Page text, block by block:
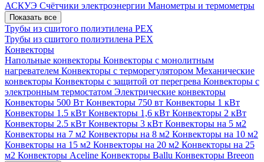
АСКУЭ Счётчики электроэнергии Манометры и термометры
Показать все
Трубы из сшитого полиэтилена PEX
Трубы из сшитого полиэтилена PEX
Конвекторы
Напольные конвекторы Конвекторы с монолитным
нагревателем Конвекторы с терморегулятором Механические
конвекторы Конвекторы с защитой от перегрева Конвекторы с
электронным термостатом Электрические конвекторы
Конвекторы 500 Вт Конвекторы 750 вт Конвекторы 1 кВт
Конвекторы 1.5 кВт Конвекторы 1,6 кВт Конвекторы 2 кВт
Конвекторы 2.5 кВт Конвекторы 3 кВт Конвекторы на 5 м2
Конвекторы на 7 м2 Конвекторы на 8 м2 Конвекторы на 10 м2
Конвекторы на 15 м2 Конвекторы на 20 м2 Конвекторы на 25
м2 Конвекторы Aceline Конвекторы Ballu Конвекторы Breeon